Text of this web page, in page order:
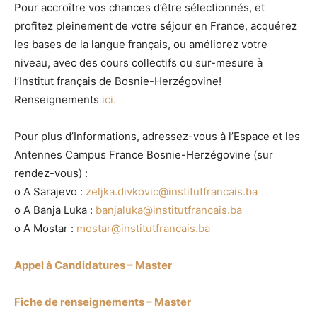
Pour accroître vos chances d’être sélectionnés, et
profitez pleinement de votre séjour en France, acquérez
les bases de la langue français, ou améliorez votre
niveau, avec des cours collectifs ou sur-mesure à
l’Institut français de Bosnie-Herzégovine!
Renseignements ici.
Pour plus d’Informations, adressez-vous à l’Espace et les
Antennes Campus France Bosnie-Herzégovine (sur
rendez-vous) :
o A Sarajevo : zeljka.divkovic@institutfrancais.ba
o A Banja Luka : banjaluka@institutfrancais.ba
o A Mostar : mostar@institutfrancais.ba
Appel à Candidatures – Master
Fiche de renseignements – Master